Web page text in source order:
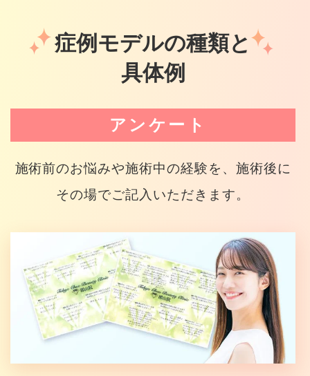
症例モデルの種類と
具体例
アンケート
施術前のお悩みや施術中の経験を、施術後に
その場でご記入いただきます。